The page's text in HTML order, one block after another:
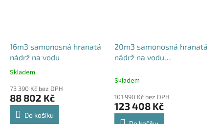
16m3 samonosná hranatá
nádrž na vodu
Průměrné
produktu
je
5,0
Skladem
73 390 Kč bez DPH
88 802 Kč
Do košíku
20m3 samonosná hranatá
nádrž na vodu
Skladem
101 990 Kč bez DPH
123 408 Kč